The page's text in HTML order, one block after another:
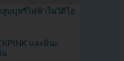
บบุหรี่ไฟฟ้าในวิดีโอ
และมินะ
น